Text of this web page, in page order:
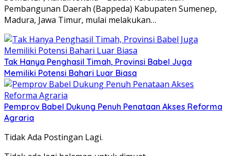
Pembangunan Daerah (Bappeda) Kabupaten Sumenep,
Madura, Jawa Timur, mulai melakukan…
Tak Hanya Penghasil Timah, Provinsi Babel Juga
Memiliki Potensi Bahari Luar Biasa
Pemprov Babel Dukung Penuh Penataan Akses Reforma
Agraria
Tidak Ada Postingan Lagi.